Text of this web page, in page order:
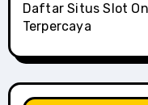
Daftar Situs Slot
Terpercaya